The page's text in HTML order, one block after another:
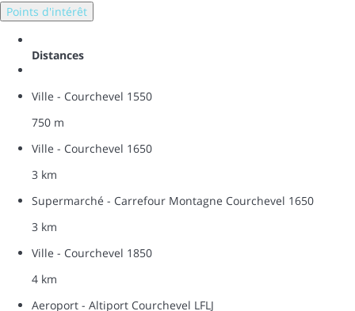
Points d'intérêt
Distances
Ville - Courchevel 1550
750 m
Ville - Courchevel 1650
3 km
Supermarché - Carrefour Montagne Courchevel 1650
3 km
Ville - Courchevel 1850
4 km
Aeroport - Altiport Courchevel LFLJ